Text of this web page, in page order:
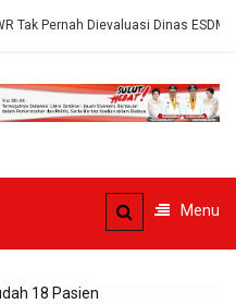
Dievaluasi Dinas ESDM
Menu
18 Pasien